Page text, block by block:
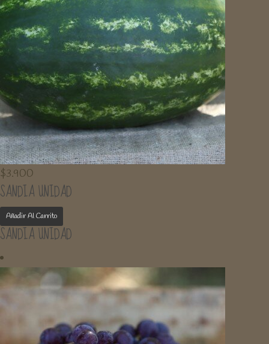
$3.900
SANDIA UNIDAD
Añadir Al Carrito
SANDIA UNIDAD